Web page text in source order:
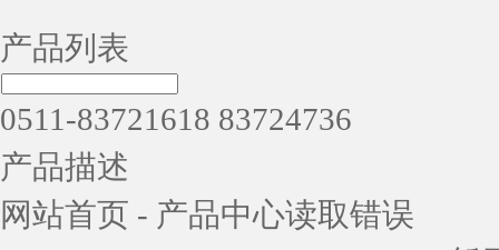
产品列表
0511-83721618 83724736
产品描述
网站首页 - 产品中心读取错误